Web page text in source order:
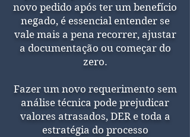
novo pedido após ter um benefício
negado, é essencial entender se
vale mais a pena recorrer, ajustar
a documentação ou começar do
zero.
Fazer um novo requerimento sem
análise técnica pode prejudicar
valores atrasados, DER e toda a
estratégia do processo